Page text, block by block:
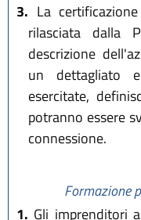
3. La
rilasciata dalla
descrizione
un dettagliato
esercitate,
potranno essere
connessione.
Formazione
1. Gli imprenditori